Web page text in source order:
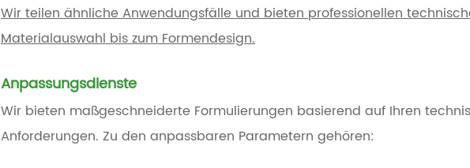
Wir teilen ähnliche Anwendungsfälle und bieten professionellen
Materialauswahl bis zum Formendesign.
Anpassungsdienste
Wir bieten maßgeschneiderte Formulierungen basierend auf Ihren
Anforderungen. Zu den anpassbaren Parametern gehören: